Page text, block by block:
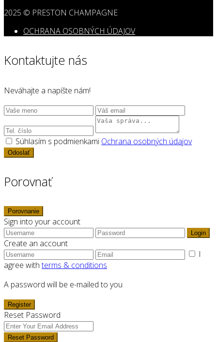
2025 © PRESTON CHAMPAGNE
OCHRANA OSOBNÝCH ÚDAJOV
Kontaktujte nás
Neváhajte a napíšte nám!
Súhlasím s podmienkami Ochrana osobných údajov
Odoslať
Porovnať
Porovnanie
Sign into your account
Login
Create an account
I
agree withterms & conditions
A password will be e-mailed to you
Register
Reset Password
Reset Password